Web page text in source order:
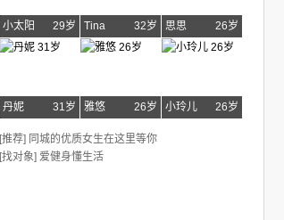
小太阳 29岁 Tina 32岁 思思 26岁
丹妮 31岁 雅悠 26岁 小玲儿 26岁
[推荐] 同城的优质女生在这里等你
[找对象] 爱健身懂生活